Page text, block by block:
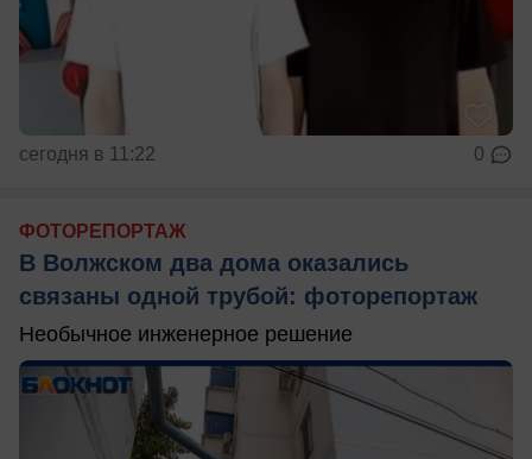
сегодня в 11:22 0
ФОТОРЕПОРТАЖ
В Волжском два дома оказались
связаны одной трубой: фоторепортаж
Необычное инженерное решение